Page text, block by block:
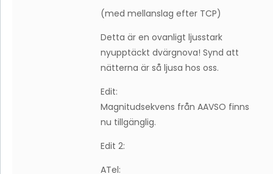
(med mellanslag efter TCP)
Detta är en ovanligt ljusstark
nyupptäckt dvärgnova! Synd att
nätterna är så ljusa hos oss.
Edit:
Magnitudsekvens från AAVSO finns
nu tillgänglig.
Edit 2:
ATel: